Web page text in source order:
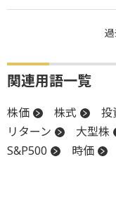
関連用語一覧
株価 株式 投
リターン
大型株
S&P500
時価